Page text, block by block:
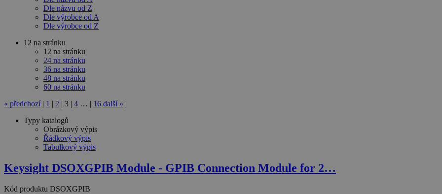
Dle názvu od Z
Dle výrobce od A
Dle výrobce od Z
12 na stránku
12 na stránku
24 na stránku
36 na stránku
48 na stránku
60 na stránku
« předchozí 1 2 3 4 … 16 další »
Typy katalogů
Obrázkový výpis
Řádkový výpis
Tabulkový výpis
Keysight DSOXGPIB Module - GPIB Connection Module for 2…
Kód produktu DSOXGPIB